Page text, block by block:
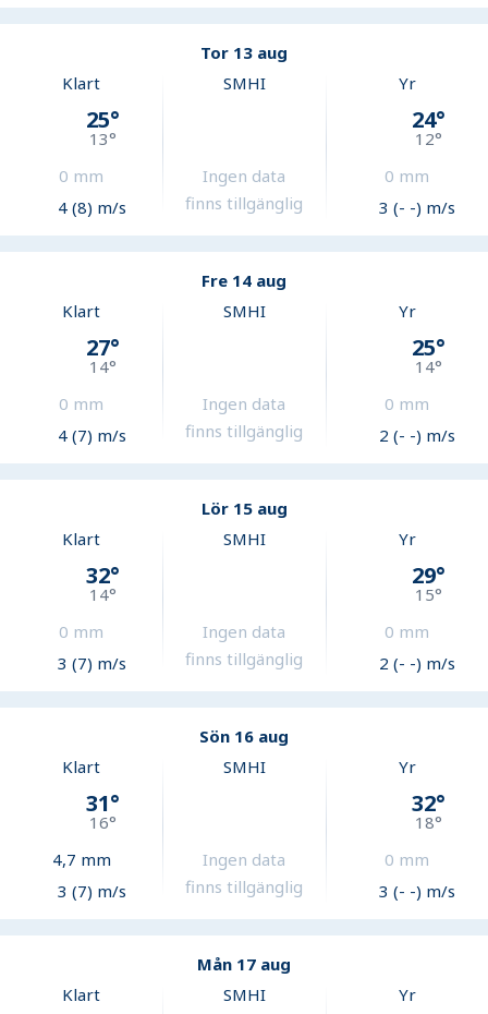
Tor 13 aug
Klart
25°
13°
0 mm
4 (8) m/s
SMHI
Ingen data
finns tillgänglig
Yr
24°
12°
0 mm
3 (- -) m/s
Fre 14 aug
Klart
27°
14°
0 mm
4 (7) m/s
SMHI
Ingen data
finns tillgänglig
Yr
25°
14°
0 mm
2 (- -) m/s
Lör 15 aug
Klart
32°
14°
0 mm
3 (7) m/s
SMHI
Ingen data
finns tillgänglig
Yr
29°
15°
0 mm
2 (- -) m/s
Sön 16 aug
Klart
31°
16°
4,7 mm
3 (7) m/s
SMHI
Ingen data
finns tillgänglig
Yr
32°
18°
0 mm
3 (- -) m/s
Mån 17 aug
Klart
SMHI Yr